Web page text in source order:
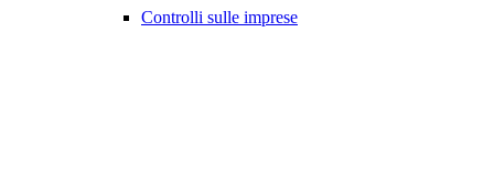
Controlli sulle imprese